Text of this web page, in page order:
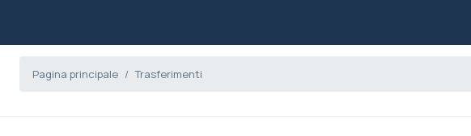
Pagina principale Trasferimenti